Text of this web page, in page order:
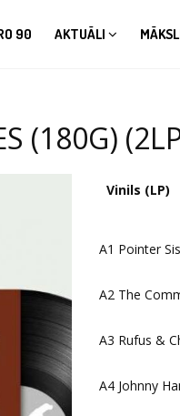
90 AKTUĀLI
(180G)
Vinils (LP)
A1 Pointer
A2 The
A3 Rufus &
A4 Johnny